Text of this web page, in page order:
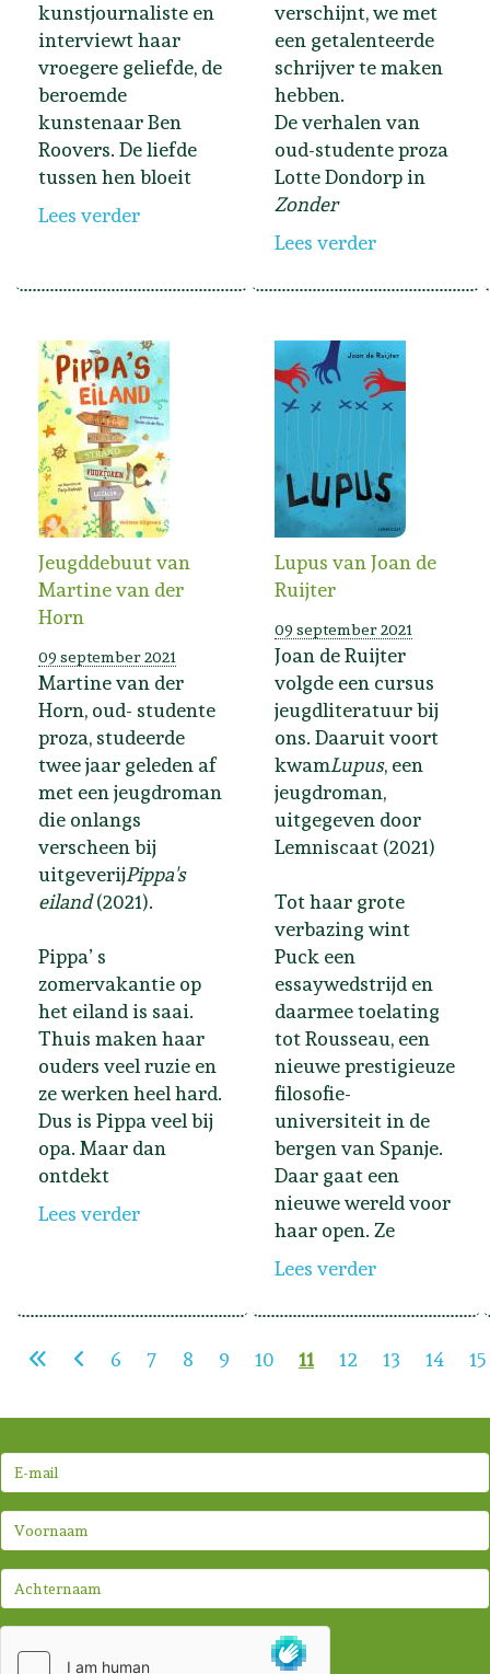
kunstjournaliste en
interviewt haar
vroegere geliefde, de
beroemde
kunstenaar Ben
Roovers. De liefde
tussen hen bloeit
Lees verder
verschijnt, we met
een getalenteerde
schrijver te maken
hebben.
De verhalen van
oud-studente proza
Lotte Dondorp in
Zonder
Lees verder
Jeugddebuut van
Martine van der
Horn
09 september 2021
Martine van der
Horn, oud- studente
proza, studeerde
twee jaar geleden af
met een jeugdroman
die onlangs
verscheen bij
uitgeverijPippa's
eiland(2021).
Pippa’ s
zomervakantie op
het eiland is saai.
Thuis maken haar
ouders veel ruzie en
ze werken heel hard.
Dus is Pippa veel bij
opa. Maar dan
ontdekt
Lees verder
Lupus van Joan de
Ruijter
09 september 2021
Joan de Ruijter
volgde een cursus
jeugdliteratuur bij
ons. Daaruit voort
kwamLupus, een
jeugdroman,
uitgegeven door
Lemniscaat (2021)
Tot haar grote
verbazing wint
Puck een
essaywedstrijd en
daarmee toelating
tot Rousseau, een
nieuwe prestigieuze
filosofie-
universiteit in de
bergen van Spanje.
Daar gaat een
nieuwe wereld voor
haar open. Ze
Lees verder
6 7 8 9 10 11 12 13 14 15